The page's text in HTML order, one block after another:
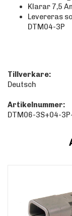
Klarar 7,5
Levereras
DTM04-3P
Tillverkare:
Deutsch
Artikelnummer:
DTM06-3S+04-